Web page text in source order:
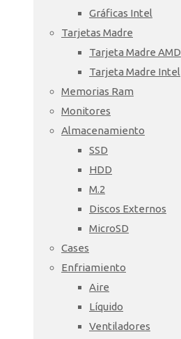
Gráficas Intel
Tarjetas Madre
Tarjeta Madre AMD
Tarjeta Madre Intel
Memorias Ram
Monitores
Almacenamiento
SSD
HDD
M.2
Discos Externos
MicroSD
Cases
Enfriamiento
Aire
Líquido
Ventiladores